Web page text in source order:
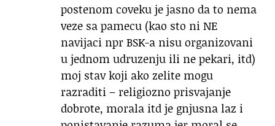
postenom coveku je jasno da to nema
veze sa pamecu (kao sto ni NE
navijaci npr BSK-a nisu organizovani
u jednom udruzenju ili ne pekari, itd)
moj stav koji ako zelite mogu
razraditi – religiozno prisvajanje
dobrote, morala itd je gnjusna laz i